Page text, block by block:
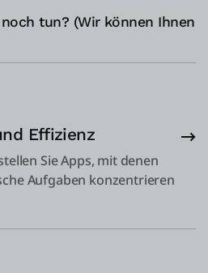
tun? (Wir können Ihnen
Effizienz
Sie Apps, mit denen
Aufgaben konzentrieren